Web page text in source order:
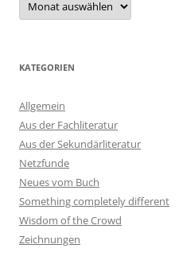
KATEGORIEN
Allgemein
Aus der Fachliteratur
Aus der Sekundärliteratur
Netzfunde
Neues vom Buch
Something completely different
Wisdom of the Crowd
Zeichnungen